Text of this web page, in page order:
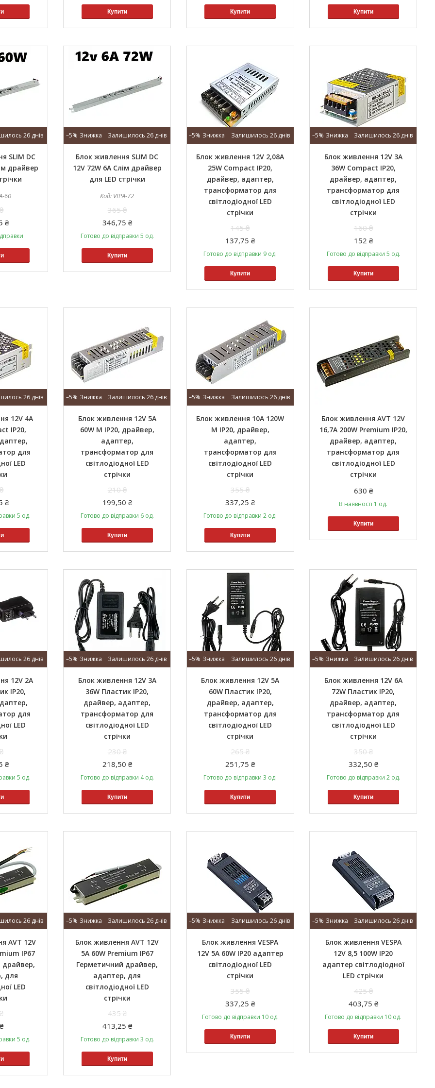
Купити Купити Купити
26 днів
SLIM DC
драйвер
60
₴
–5% Залишилось 26 днів
Блок живлення SLIM DC
12V 72W 6А Слім драйвер
для LED стрічки
VIPA-72
365 ₴
346,75 ₴
Готово до відправки 5 од.
Купити
–5% Залишилось 26 днів
Блок живлення 12V 2,08A
25W Сompact IP20,
драйвер, адаптер,
трансформатор для
світлодіодної LED
стрічки
145 ₴
137,75 ₴
Готово до відправки 9 од.
Купити
–5% Залишилось 26 днів
Блок живлення 12V 3A
36W Сompact IP20,
драйвер, адаптер,
трансформатор для
світлодіодної LED
стрічки
160 ₴
152 ₴
Готово до відправки 5 од.
Купити
26 днів
12V 4A
IP20,
для
LED
₴
5 од.
–5% Залишилось 26 днів
Блок живлення 12V 5A
60W M IP20, драйвер,
адаптер,
трансформатор для
світлодіодної LED
стрічки
210 ₴
199,50 ₴
Готово до відправки 6 од.
Купити
–5% Залишилось 26 днів
Блок живлення 10A 120W
M IP20, драйвер,
адаптер,
трансформатор для
світлодіодної LED
стрічки
355 ₴
337,25 ₴
Готово до відправки 2 од.
Купити
Блок живлення AVT 12V
16,7A 200W Premium IP20,
драйвер, адаптер,
трансформатор для
світлодіодної LED
стрічки
630 ₴
В наявності 1 од.
Купити
26 днів
12V 2A
IP20,
для
LED
₴
5 од.
–5% Залишилось 26 днів
Блок живлення 12V 3A
36W Пластик IP20,
драйвер, адаптер,
трансформатор для
світлодіодної LED
стрічки
230 ₴
218,50 ₴
Готово до відправки 4 од.
Купити
–5% Залишилось 26 днів
Блок живлення 12V 5A
60W Пластик IP20,
драйвер, адаптер,
трансформатор для
світлодіодної LED
стрічки
265 ₴
251,75 ₴
Готово до відправки 3 од.
Купити
–5% Залишилось 26 днів
Блок живлення 12V 6A
72W Пластик IP20,
драйвер, адаптер,
трансформатор для
світлодіодної LED
стрічки
350 ₴
332,50 ₴
Готово до відправки 2 од.
Купити
26 днів
AVT 12V
IP67
драйвер,
для
LED
5 од.
–5% Залишилось 26 днів
Блок живлення AVT 12V
5A 60W Premium IP67
Герметичний драйвер,
адаптер, для
світлодіодної LED
стрічки
435 ₴
413,25 ₴
Готово до відправки 3 од.
Купити
–5% Залишилось 26 днів
Блок живлення VESPA
12V 5A 60W IP20 адаптер
світлодіодної LED
стрічки
355 ₴
337,25 ₴
Готово до відправки 10 од.
Купити
–5% Залишилось 26 днів
Блок живлення VESPA
12V 8,5 100W IP20
адаптер світлодіодної
LED стрічки
425 ₴
403,75 ₴
Готово до відправки 10 од.
Купити